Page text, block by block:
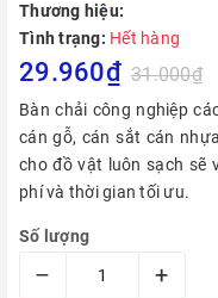
Thương hiệu:
Tình trạng: Hết hàng
29.960₫ 31.000₫
Bàn chải công nghiệp
cán gỗ, cán sắt cán
cho đồ vật luôn sạch sẽ
phí và thời gian tối ưu.
Số lượng
– +